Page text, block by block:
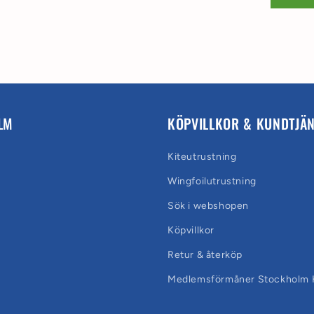
KÖPVILLKOR &
Kiteutrustning
Wingfoilutrustning
Sök i webshopen
Köpvillkor
Retur & återköp
Medlemsförmåner Stockholm